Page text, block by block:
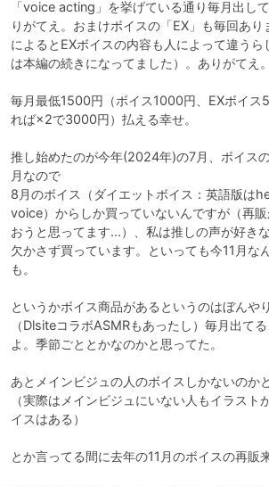
「voice acting」を挙げている通り毎月出し
りがてえ。おまけボイスの「EX」も毎回あ
によるとEXボイスの内容も人によって違う
は本編の続きになってました）。ありがてえ。
毎月最低1500円（ボイス1000円、EXボイス
れば×2で3000円）払える幸せ。
推し始めたのが今年(2024年)の7月、ボイス
月なので
8月のボイス（ダイエットボイス：英語版は
voice）からしか買っていないんですが（再
おうと思ってます…）、私は推しの声が好き
欠かさず買っています。といっても今11月な
も。
というかボイス商品があるというのはぼんや
（DlsiteコラボASMRもあったし）毎月出て
よ。季節ごととかなのかと思ってた。
あとメインビジュの人のボイスしかないのか
（実際はメインビジュにいない人もイラスト
イスはある）
とか言ってる間に去年の11月のボイスの再販